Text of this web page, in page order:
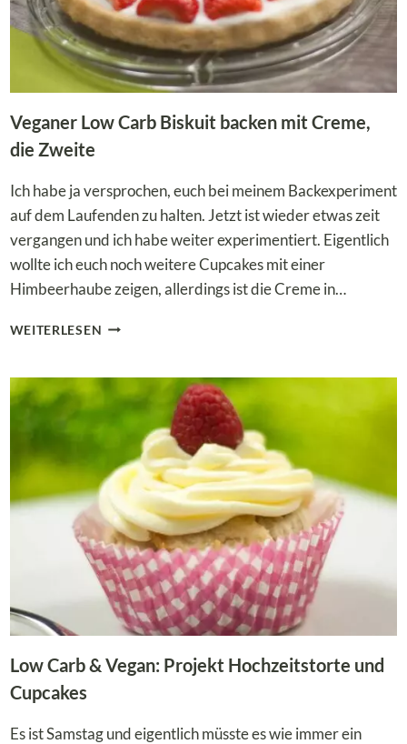
Veganer Low Carb Biskuit backen mit Creme,
die Zweite
Ich habe ja versprochen, euch bei meinem Backexperiment
auf dem Laufenden zu halten. Jetzt ist wieder etwas zeit
vergangen und ich habe weiter experimentiert. Eigentlich
wollte ich euch noch weitere Cupcakes mit einer
Himbeerhaube zeigen, allerdings ist die Creme in…
WEITERLESEN VEGANER
BISKUIT
BACKEN
CREME,
ZWEITE
Low Carb & Vegan: Projekt Hochzeitstorte und
Cupcakes
Es ist Samstag und eigentlich müsste es wie immer ein